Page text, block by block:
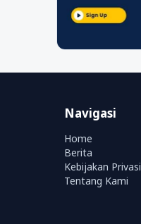
Navigasi
Home
Berita
Kebijakan Privasi
Tentang Kami